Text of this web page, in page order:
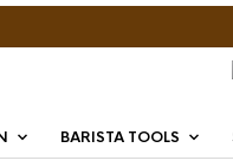
BARISTA TOOLS